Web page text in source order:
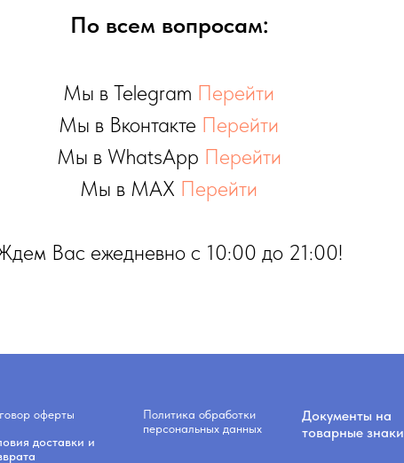
По всем вопросам:
Мы в Telegram Перейти
Мы в Вконтакте Перейти
Мы в WhatsApp Перейти
Мы в MAX Перейти
Вас ежедневно с 10:00 до 21:00!
оферты
доставки и
Политика обработки
персональных данных
Документы на
товарные знаки